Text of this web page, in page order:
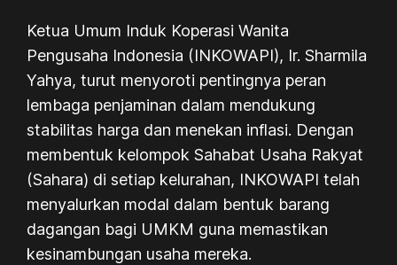
Ketua Umum Induk Koperasi Wanita
Pengusaha Indonesia (INKOWAPI), Ir. Sharmila
Yahya, turut menyoroti pentingnya peran
lembaga penjaminan dalam mendukung
stabilitas harga dan menekan inflasi. Dengan
membentuk kelompok Sahabat Usaha Rakyat
(Sahara) di setiap kelurahan, INKOWAPI telah
menyalurkan modal dalam bentuk barang
dagangan bagi UMKM guna memastikan
kesinambungan usaha mereka.